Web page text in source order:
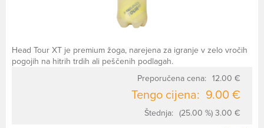
Head Tour XT je premium žoga, narejena za igranje v zelo vročih
pogojih na hitrih trdih ali peščenih podlagah.
Preporučena cena: 12.00 €
Tengo cijena: 9.00 €
Štednja: (25.00 %) 3.00 €